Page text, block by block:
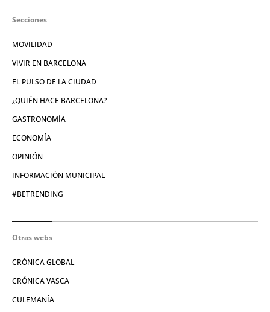
Secciones
MOVILIDAD
VIVIR EN BARCELONA
EL PULSO DE LA CIUDAD
¿QUIÉN HACE BARCELONA?
GASTRONOMÍA
ECONOMÍA
OPINIÓN
INFORMACIÓN MUNICIPAL
#BETRENDING
Otras webs
CRÓNICA GLOBAL
CRÓNICA VASCA
CULEMANÍA